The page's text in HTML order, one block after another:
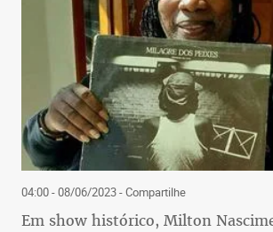
Governo Federal anuncia R$ 4 bi
e outras obras em MG
“Metrô no Barreiro é lenda
. Jacqueline Oliveira
“Anunciar é fácil, quero ver o
aqui.”
. Olivia Di Maria
04:00 - 08/06/2023- Compartilhe
Em show histórico, Milton